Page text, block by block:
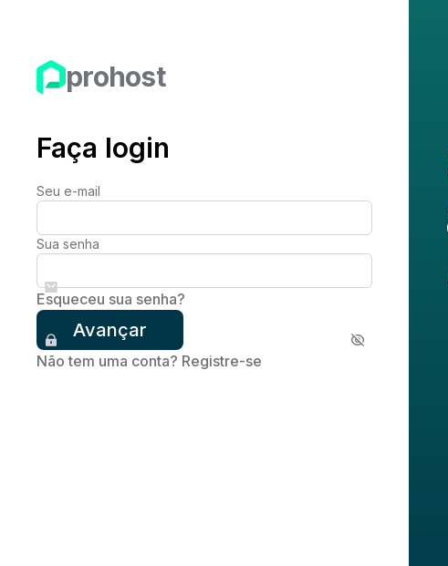
prohost
Faça login
Seu e-mail
Sua senha
Esqueceu sua senha?
Avançar
Não tem uma conta? Registre-se